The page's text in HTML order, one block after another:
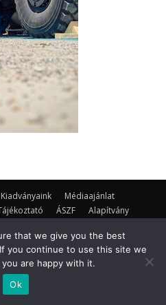
Kiadványaink
Médiaajánlat
ÁSZF
Alapítvány
2020
that we give you the best
you continue to use this site we
are happy with it.
Ok